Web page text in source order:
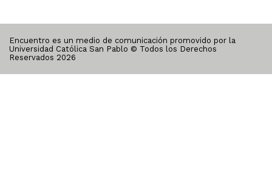
Encuentro es un medio de comunicación promovido por la
Universidad Católica San Pablo © Todos los Derechos
Reservados 2026